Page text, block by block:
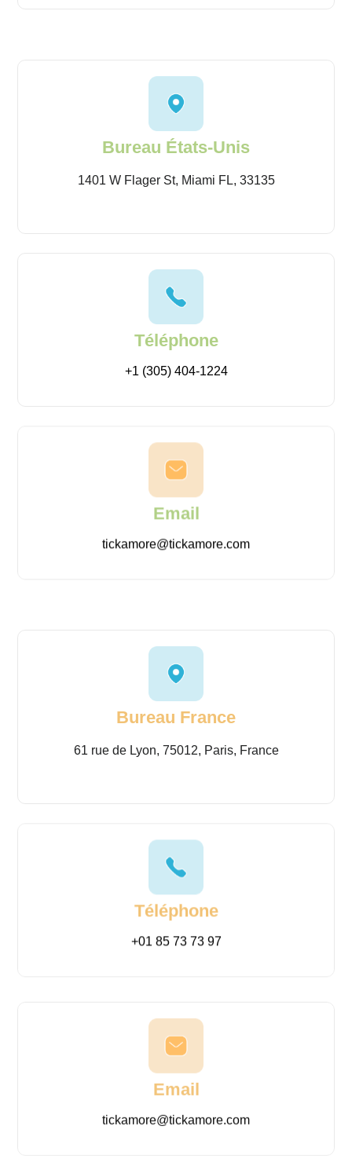
Bureau États-Unis
1401 W Flager St, Miami FL, 33135
Téléphone
+1 (305) 404-1224
Email
tickamore@tickamore.com
Bureau France
61 rue de Lyon, 75012, Paris, France
Téléphone
+01 85 73 73 97
Email
tickamore@tickamore.com